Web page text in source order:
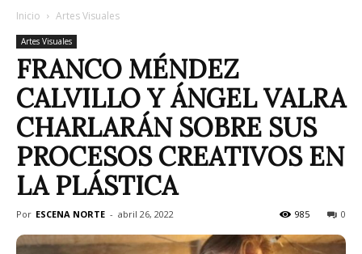
Inicio Artes Visuales
Artes Visuales
FRANCO MÉNDEZ
CALVILLO Y ÁNGEL VALRA
CHARLARÁN SOBRE SUS
PROCESOS CREATIVOS EN
LA PLÁSTICA
Por ESCENA NORTE - abril 26, 2022 0
985